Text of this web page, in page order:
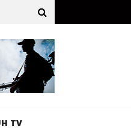
terracería
TV